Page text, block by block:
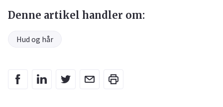
Denne artikel handler om:
Hud og hår